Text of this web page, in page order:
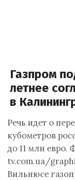
Газпром
летнее
в
Речь идет о
кубометров
до 11 млн
tv.com.ua/
Вильнюсе